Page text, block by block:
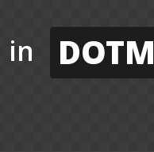
in DOTM